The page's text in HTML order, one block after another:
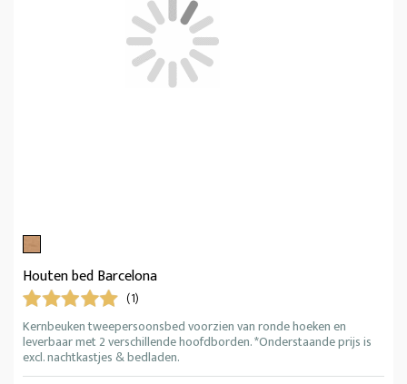
Houten bed Barcelona
(1)
Kernbeuken tweepersoonsbed voorzien van ronde hoeken en
leverbaar met 2 verschillende hoofdborden. *Onderstaande prijs is
excl. nachtkastjes & bedladen.